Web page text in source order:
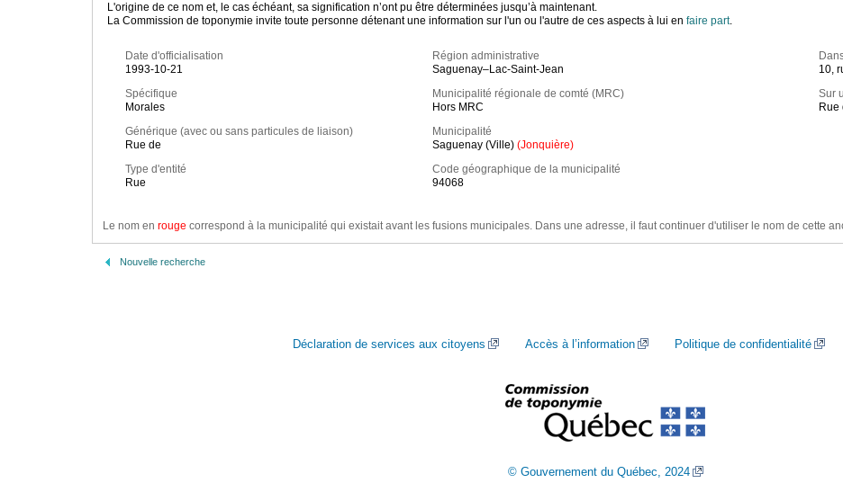
L'origine de ce nom et, le cas échéant, sa signification n’ont pu être déterminées jusqu’à maintenant.
La Commission de toponymie invite toute personne détenant une information sur l'un ou l'autre de ces aspects à lui en faire part.
Date d'officialisation
1993-10-21
Spécifique
Morales
Générique (avec ou sans particules de liaison)
Rue de
Type d'entité
Rue
Région administrative
Saguenay–Lac-Saint-Jean
Municipalité régionale de comté (MRC)
Hors MRC
Municipalité
Saguenay (Ville) (Jonquière)
Code géographique de la municipalité
94068
10,
Sur
Rue
Le nom en rouge correspond à la municipalité qui existait avant les fusions municipales. Dans une adresse, il faut continuer d'utiliser le nom de cette
Nouvelle recherche
Déclaration de services aux citoyens Accès à l’information Politique de confidentialité
© Gouvernement du Québec, 2024